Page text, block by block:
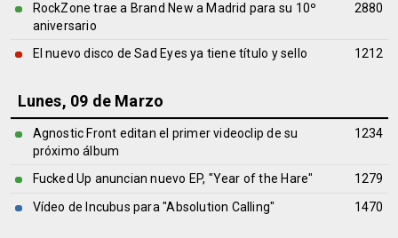
RockZone trae a Brand New a Madrid para su 10º
aniversario
2880
El nuevo disco de Sad Eyes ya tiene título y sello 1212
Lunes, 09 de Marzo
Agnostic Front editan el primer videoclip de su
próximo álbum
1234
Fucked Up anuncian nuevo EP, "Year of the Hare"
1279
Vídeo de Incubus para "Absolution Calling"
1470